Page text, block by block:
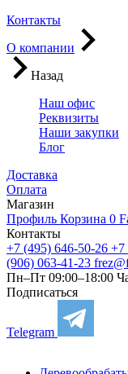
Контакты
О компании
Назад
Наш офис
Реквизиты
Наши закупки
Блог
Доставка
Оплата
Магазин
Профиль Корзина 0
Контакты
+7 (495) 646-50-26 +7
(906) 063-41-23
Пн–Пт 09:00–18:00
Подписаться
Telegram